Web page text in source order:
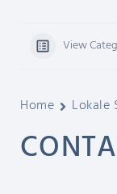
View
Home Lokale